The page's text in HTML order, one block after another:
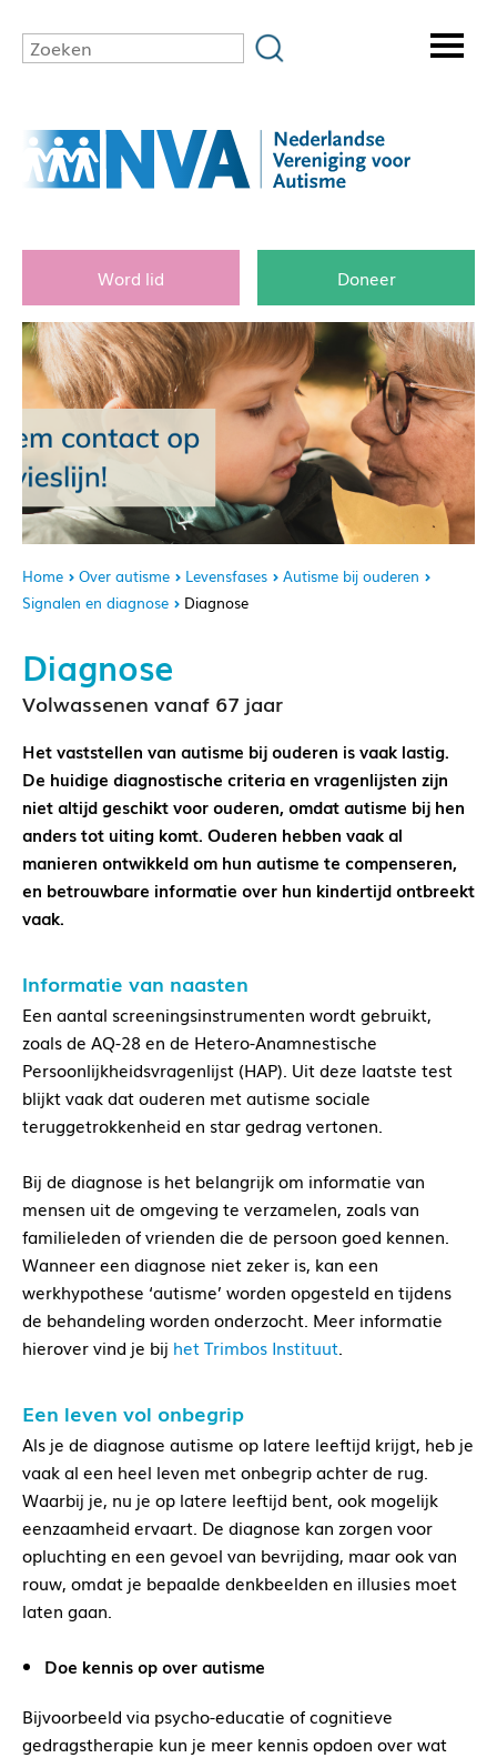
Word lid Doneer
Home Over autisme Levensfases
Autisme bij ouderen
Signalen en diagnose
Diagnose
Diagnose
Volwassenen vanaf 67 jaar
Het vaststellen van autisme bij ouderen is vaak lastig.
De huidige diagnostische criteria en vragenlijsten zijn
niet altijd geschikt voor ouderen, omdat autisme bij hen
anders tot uiting komt. Ouderen hebben vaak al
manieren ontwikkeld om hun autisme te compenseren,
en betrouwbare informatie over hun kindertijd ontbreekt
vaak.
Informatie van naasten
Een aantal screeningsinstrumenten wordt gebruikt,
zoals de AQ-28 en de Hetero-Anamnestische
Persoonlijkheidsvragenlijst (HAP). Uit deze laatste test
blijkt vaak dat ouderen met autisme sociale
teruggetrokkenheid en star gedrag vertonen.
Bij de diagnose is het belangrijk om informatie van
mensen uit de omgeving te verzamelen, zoals van
familieleden of vrienden die de persoon goed kennen.
Wanneer een diagnose niet zeker is, kan een
werkhypothese ‘autisme’ worden opgesteld en tijdens
de behandeling worden onderzocht. Meer informatie
hierover vind je bij het Trimbos Instituut.
Een leven vol onbegrip
Als je de diagnose autisme op latere leeftijd krijgt, heb je
vaak al een heel leven met onbegrip achter de rug.
Waarbij je, nu je op latere leeftijd bent, ook mogelijk
eenzaamheid ervaart. De diagnose kan zorgen voor
opluchting en een gevoel van bevrijding, maar ook van
rouw, omdat je bepaalde denkbeelden en illusies moet
laten gaan.
Doe kennis op over autisme
Bijvoorbeeld via psycho-educatie of cognitieve
gedragstherapie kun je meer kennis opdoen over wat